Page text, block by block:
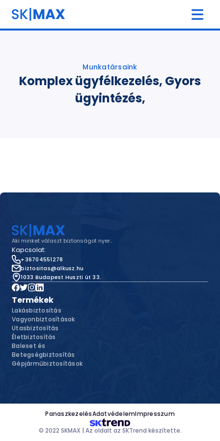
Munkatársaink
Komplex ügyfélkezelés, Gyors
ügyintézés,
Aki minket választ biztonságot nyer..
Kapcsolat:
+36704551278
biztositas@alkusz.hu
1033 Budapest Huszti út 33.
Termékek
Lakásbiztosítás
Vagyonbiztosítások
Utasbiztosítás
Életbiztosítás
Baleset és
Betegségbiztosítás
Gépjárműbiztosítások
© 2022 SKMAX | Az oldalt az SKTrend készítette.
PanaszkezelésAdatvédelemImpresszum